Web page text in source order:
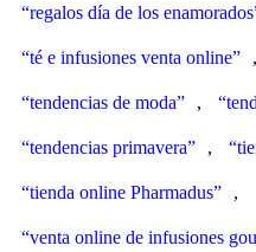
“regalos día de los
“té e infusiones venta online” ,
“tendencias de moda” ,
“tendencias primavera” ,
“tienda online Pharmadus” ,
“venta online de infusiones